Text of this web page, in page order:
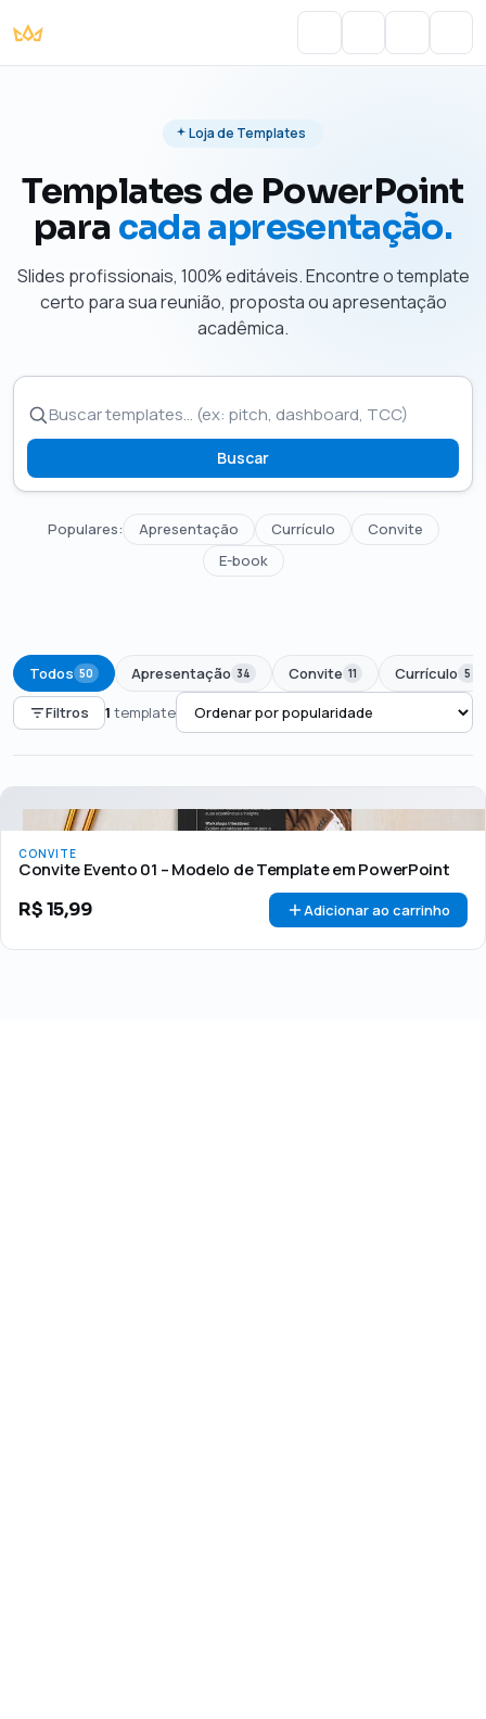
Loja de Templates
Templates de PowerPoint
para cada apresentação.
Slides profissionais, 100% editáveis. Encontre o template
certo para sua reunião, proposta ou apresentação
acadêmica.
Buscar
Populares: Apresentação Currículo
Convite
E-book
Todos 50 Apresentação 34 Convite 11 Currículo 5
Filtros 1 template
PREÇO
Todos Até R$50 R$50 – R$100 Acima de R$100
OFERTA 🏷 Em promoção
CONVITE
Convite Evento 01 – Modelo de Template em PowerPoint
R$15,99 Adicionar ao carrinho